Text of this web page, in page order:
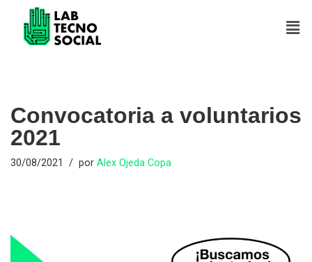
Saltar
Convocatoria a voluntarios
2021
30/08/2021 por Alex Ojeda Copa